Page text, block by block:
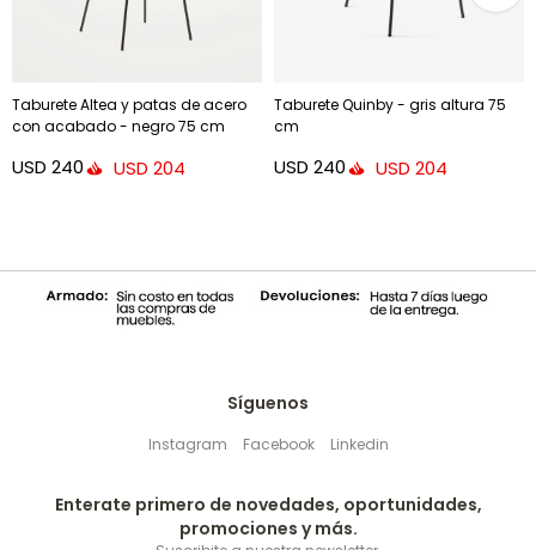
Taburete Altea y patas de acero
con acabado - negro 75 cm
USD 240 USD 204
Taburete Quinby - gris altura 75
cm
USD 240 USD 204
Síguenos
Instagram Facebook Linkedin
Enterate primero de novedades, oportunidades,
promociones y más.